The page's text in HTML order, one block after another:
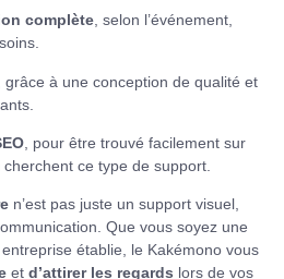
complète, selon l’événement,
, grâce à une conception de qualité et
, pour être trouvé facilement sur
ce type de support.
n’est pas juste un support visuel,
Que vous soyez une
établie, le Kakémono vous
et d’attirer les regards lors de vos